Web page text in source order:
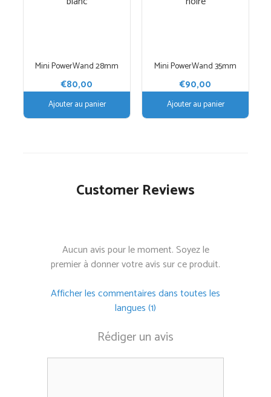
Mini PowerWand 28mm
€80,00
Ajouter au panier
Mini PowerWand 35mm
€90,00
Ajouter au panier
Customer Reviews
Aucun avis pour le moment. Soyez le
premier à donner votre avis sur ce produit.
Afficher les commentaires dans toutes les
langues (1)
Rédiger un avis
Commentaire